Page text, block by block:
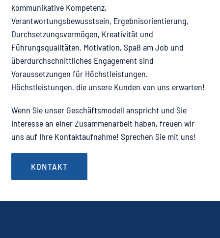
kommunikative Kompetenz,
Verantwortungsbewusstsein, Ergebnisorientierung,
Durchsetzungsvermögen, Kreativität und
Führungsqualitäten. Motivation, Spaß am Job und
überdurchschnittliches Engagement sind
Voraussetzungen für Höchstleistungen.
Höchstleistungen, die unsere Kunden von uns erwarten!
Wenn Sie unser Geschäftsmodell anspricht und Sie
Interesse an einer Zusammenarbeit haben, freuen wir
uns auf Ihre Kontaktaufnahme! Sprechen Sie mit uns!
KONTAKT